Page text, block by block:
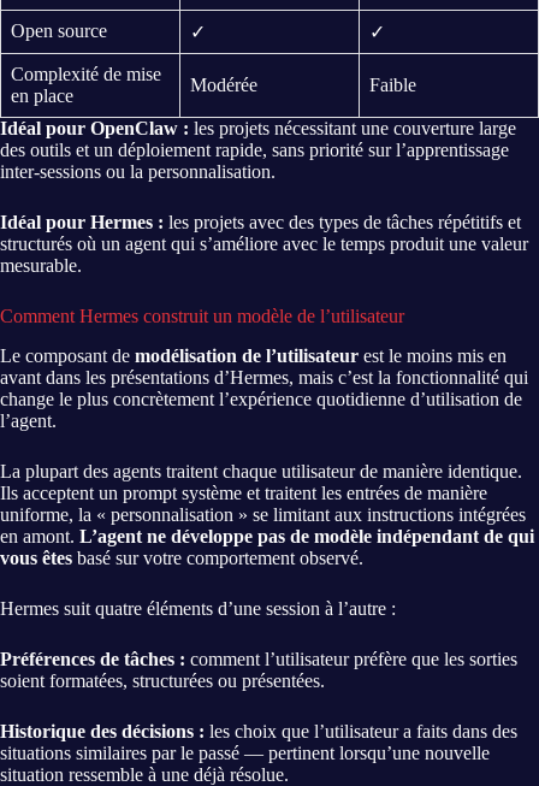
Open source ✓ ✓
Complexité de mise
en place
Modérée Faible
Idéal pour OpenClaw : les projets nécessitant une couverture large
des outils et un déploiement rapide, sans priorité sur l’apprentissage
inter-sessions ou la personnalisation.
Idéal pour Hermes : les projets avec des types de tâches répétitifs et
structurés où un agent qui s’améliore avec le temps produit une valeur
mesurable.
Comment Hermes construit un modèle de l’utilisateur
Le composant de modélisation de l’utilisateur est le moins mis en
avant dans les présentations d’Hermes, mais c’est la fonctionnalité qui
change le plus concrètement l’expérience quotidienne d’utilisation de
l’agent.
La plupart des agents traitent chaque utilisateur de manière identique.
Ils acceptent un prompt système et traitent les entrées de manière
uniforme, la « personnalisation » se limitant aux instructions intégrées
en amont. L’agent ne développe pas de modèle indépendant de qui
vous êtes basé sur votre comportement observé.
Hermes suit quatre éléments d’une session à l’autre :
Préférences de tâches : comment l’utilisateur préfère que les sorties
soient formatées, structurées ou présentées.
Historique des décisions : les choix que l’utilisateur a faits dans des
situations similaires par le passé — pertinent lorsqu’une nouvelle
situation ressemble à une déjà résolue.